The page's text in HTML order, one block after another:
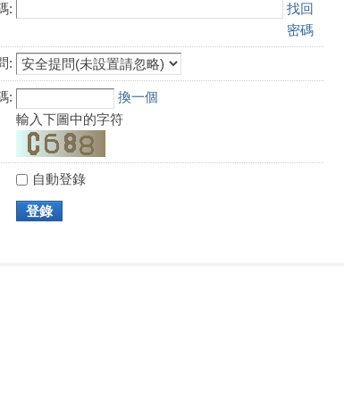
:
找回
密碼
:
:
換一個
輸入下圖中的字符
自動登錄
登錄